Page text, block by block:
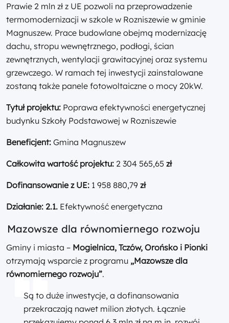
Prawie 2 mln zł z UE pozwoli na przeprowadzenie
termomodernizacji w szkole w Rozniszewie w gminie
Magnuszew. Prace budowlane obejmą modernizację
dachu, stropu wewnętrznego, podłogi, ścian
zewnętrznych, wentylacji grawitacyjnej oraz systemu
grzewczego. W ramach tej inwestycji zainstalowane
zostaną także panele fotowoltaiczne o mocy 20kW.
Tytuł projektu: Poprawa efektywności energetycznej
budynku Szkoły Podstawowej w Rozniszewie
Beneficjent: Gmina Magnuszew
Całkowita wartość projektu: 2 304 565,65 zł
Dofinansowanie z UE: 1 958 880,79 zł
Działanie: 2.1. Efektywność energetyczna
Mazowsze dla równomiernego rozwoju
Gminy i miasta – Mogielnica, Tczów, Orońsko i Pionki
otrzymają wsparcie z programu „Mazowsze dla
równomiernego rozwoju”.
Są to duże inwestycje, a dofinansowania
przekraczają nawet milion złotych. Łącznie